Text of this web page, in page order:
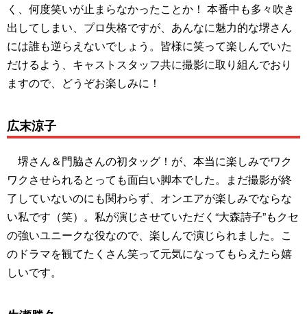
く、何度笑いが止まらなかったことか！ 本番中も多々吹き
出してしまい、プロ失格ですが、あんなに魅力的な堺さん
には誰も逆らえないでしょう。皆様に笑って楽しんでいた
だけるよう、キャストスタッフ共に撮影に取り組んでおり
ますので、どうぞお楽しみに！
広末涼子
堺さん＆門脇さんの初タッグ！が、本当に楽しみでワク
ワクさせられるとっても面白い脚本でした。まだ撮影が終
了していないのにも関わらず、オンエアが楽しみでならな
い私です（笑）。私が演じさせていただく“大森詩子”もクセ
の強いユニークな役なので、楽しんで演じられました。こ
のドラマを観てたくさん笑って元気になってもらえたら嬉
しいです。